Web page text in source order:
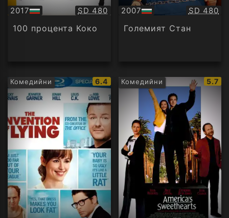
2017
БГ
аудио
Качество:
SD 480
100 процента Коко
2007
БГ
аудио
SD 480
Големият Стан
Комедийни
IMDb
рейтинг:
6.4 Комедийни
IMDb
5.7